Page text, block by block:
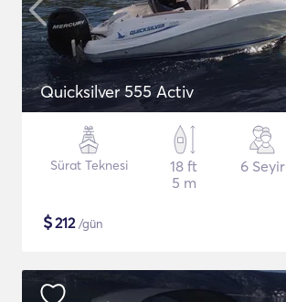
Quicksilver 555 Activ
Sürat Teknesi
18 ft
5 m
6 Seyir
$212/gün